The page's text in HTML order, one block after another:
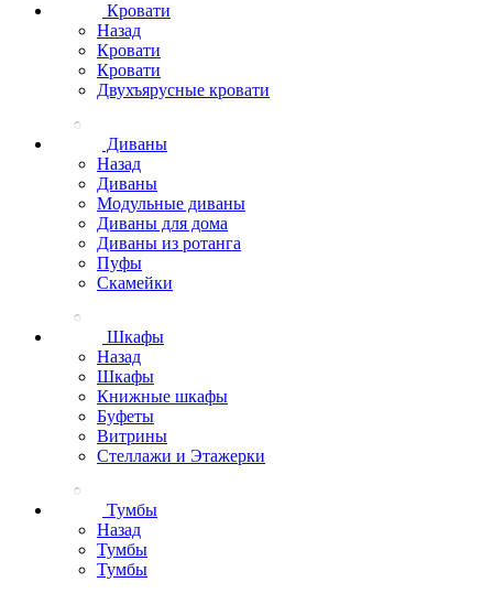
Кровати
Назад
Кровати
Кровати
Двухъярусные кровати
Диваны
Назад
Диваны
Модульные диваны
Диваны для дома
Диваны из ротанга
Пуфы
Скамейки
Шкафы
Назад
Шкафы
Книжные шкафы
Буфеты
Витрины
Стеллажи и Этажерки
Тумбы
Назад
Тумбы
Тумбы